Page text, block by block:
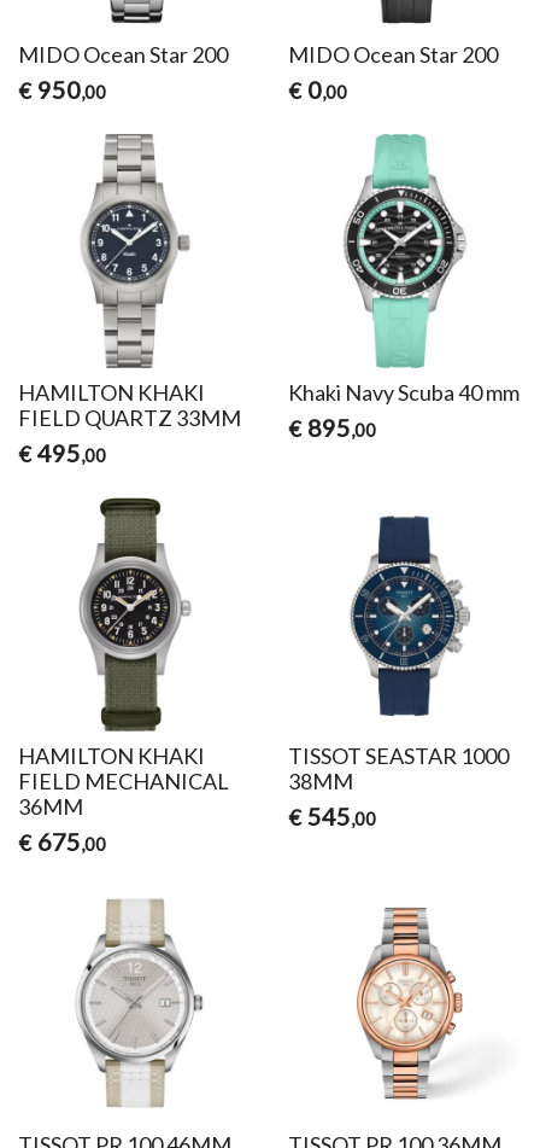
MIDO Ocean Star 200
€ 950,00
MIDO Ocean Star 200
€ 0,00
HAMILTON KHAKI
FIELD QUARTZ 33MM
€ 495,00
Khaki Navy Scuba 40 mm
€ 895,00
HAMILTON KHAKI
FIELD MECHANICAL
36MM
€ 675,00
TISSOT SEASTAR 1000
38MM
€ 545,00